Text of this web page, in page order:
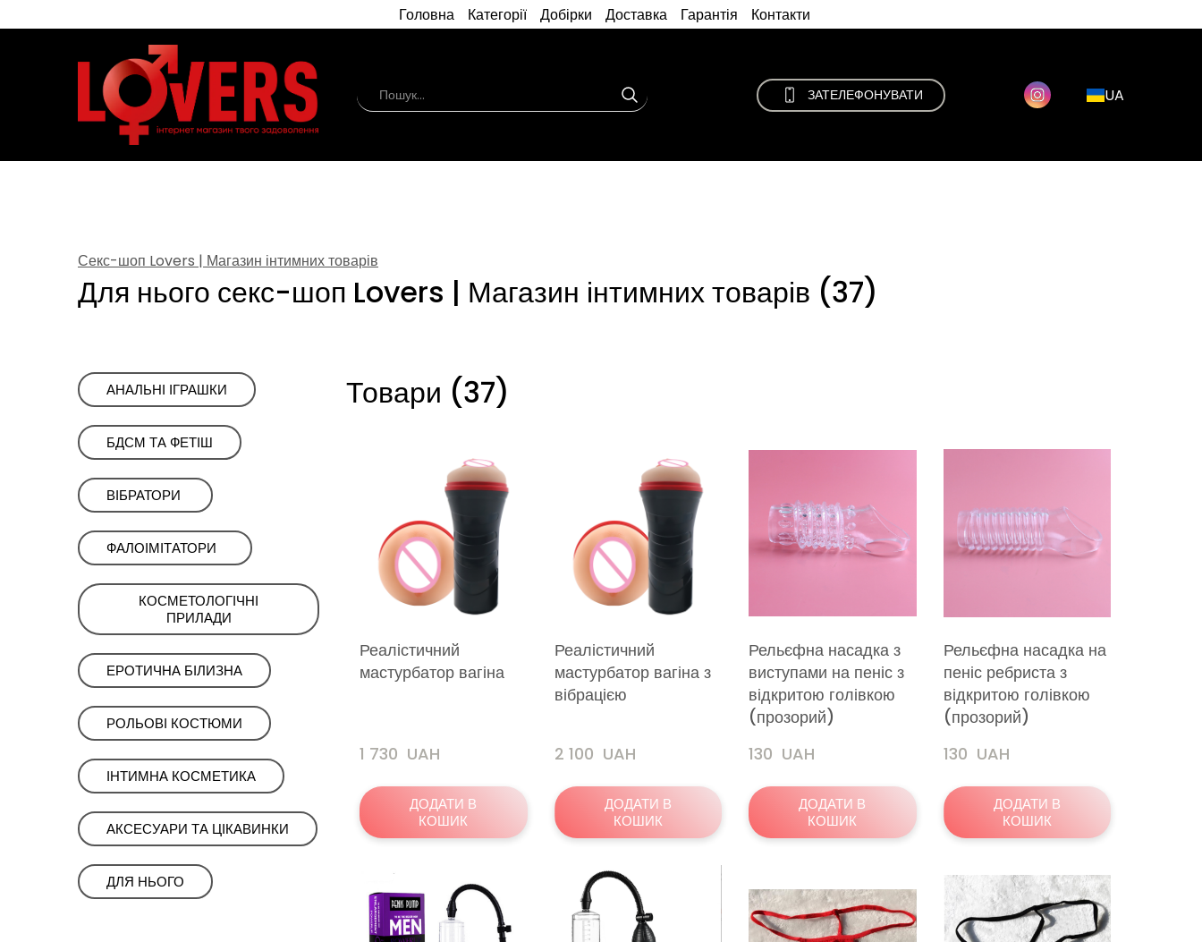
Головна Категорії Добірки Доставка Гарантія Контакти
ЗАТЕЛЕФОНУВАТИ UA
Секс-шоп Lovers | Магазин інтимних товарів
Для нього секс-шоп Lovers | Магазин інтимних товарів (37)
ㅤАНАЛЬНІ ІГРАШКИ
ㅤㅤㅤБДСМㅤㅤㅤㅤ ТА ФЕТІШ
ㅤㅤВІБРАТОРИㅤ ㅤ
ㅤФАЛОІМІТАТОРИ‎ ‎ ‎
КОСМЕТОЛОГІЧНІ
ПРИЛАДИㅤㅤ
ЕРОТИЧНА БІЛИЗНА
РОЛЬОВІ КОСТЮМИ
ІНТИМНА КОСМЕТИКА
АКСЕСУАРИ ТА ЦІКАВИНКИ
ㅤㅤДЛЯ НЬОГОㅤㅤ
Товари (37)
Реалістичний
мастурбатор вагіна
1 730  UAH
ДОДАТИ В
КОШИК
Реалістичний
мастурбатор вагіна з
вібрацією
2 100  UAH
ДОДАТИ В
КОШИК
Рельєфна насадка з
виступами на пеніс з
відкритою голівкою
(прозорий)
130  UAH
ДОДАТИ В
КОШИК
Рельєфна насадка на
пеніс ребриста з
відкритою голівкою
(прозорий)
130  UAH
ДОДАТИ В
КОШИК